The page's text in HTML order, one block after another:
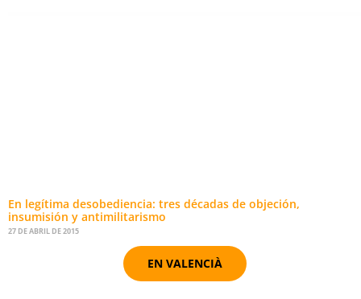
En legítima desobediencia: tres décadas de objeción,
insumisión y antimilitarismo
27 DE ABRIL DE 2015
EN VALENCIÀ